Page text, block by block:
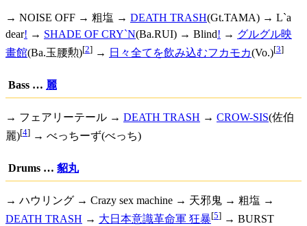
→ NOISE OFF → 粗塩 → DEATH TRASH(Gt.TAMA) → L`a
dear! → SHADE OF CRY`N(Ba.RUI) → Blind! → グルグル映
畫館(Ba.玉腰勲)[2] → 日々全てを飲み込むフカモカ(Vo.)[3]
Bass … 麗
→ フェアリーテール → DEATH TRASH → CROW-SIS(佐伯
麗)[4] → べっちーず(べっち)
Drums … 貂丸
→ ハウリング → Crazy sex machine → 天邪鬼 → 粗塩 →
DEATH TRASH → 大日本意識革命軍 狂暴[5] → BURST